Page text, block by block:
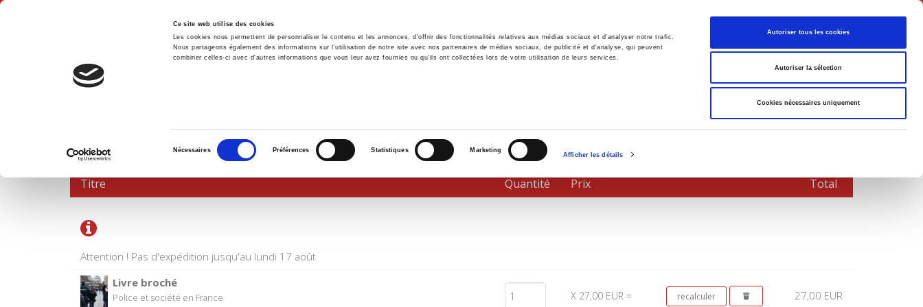
Ce site web utilise des cookies
Les cookies nous permettent de personnaliser le contenu et les annonces, d'offrir des fonctionnalités relatives aux médias sociaux et d'analyser notre trafic.
Nous partageons également des informations sur l'utilisation de notre site avec nos partenaires de médias sociaux, de publicité et d'analyse, qui peuvent
combiner celles-ci avec d'autres informations que vous leur avez fournies ou qu'ils ont collectées lors de votre utilisation de leurs services.
consentement
Nécessaires Préférences Statistiques Marketing
Afficher les détails
Autoriser tous les cookies
Autoriser la sélection
Cookies nécessaires uniquement
Français
Accueil Environnement Histoire International
PANIER D'ACHATS
Attention ! Pas d'expédition jusqu'au lundi 17 août
Titre Quantité Prix Total
Livre broché
Police et société en France X 27,00 EUR = 27,00 EUR